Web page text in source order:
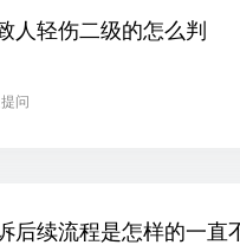
人轻伤二级的怎么判
问
后续流程是怎样的一直